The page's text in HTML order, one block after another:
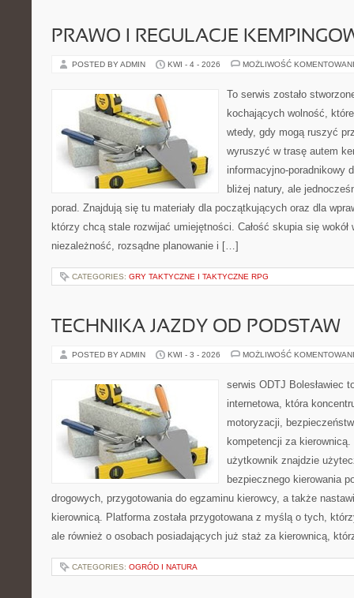
PRAWO I REGULACJE
POSTED BY ADMIN KWI - 4 - 2026 MOŻLIWOŚĆ
To serwis zostało
kochających wolność,
wtedy, gdy mogą ruszyć
wyruszyć w trasę autem
informacyjno-poradnikowy
bliżej natury, ale
porad. Znajdują się tu materiały dla początkujących oraz dla
którzy chcą stale rozwijać umiejętności. Całość skupia się
niezależność, rozsądne planowanie i […]
CATEGORIES: GRY TAKTYCZNE I TAKTYCZNE RPG
TECHNIKA JAZDY OD PODSTAW
POSTED BY ADMIN KWI - 3 - 2026 MOŻLIWOŚĆ
serwis ODTJ Bolesławiec
internetowa, która
motoryzacji,
kompetencji za
użytkownik znajdzie
bezpiecznego kierowania
drogowych, przygotowania do egzaminu kierowcy, a także
kierownicą. Platforma została przygotowana z myślą o tych,
ale również o osobach posiadających już staż za kierownicą,
CATEGORIES: OGRÓD I NATURA